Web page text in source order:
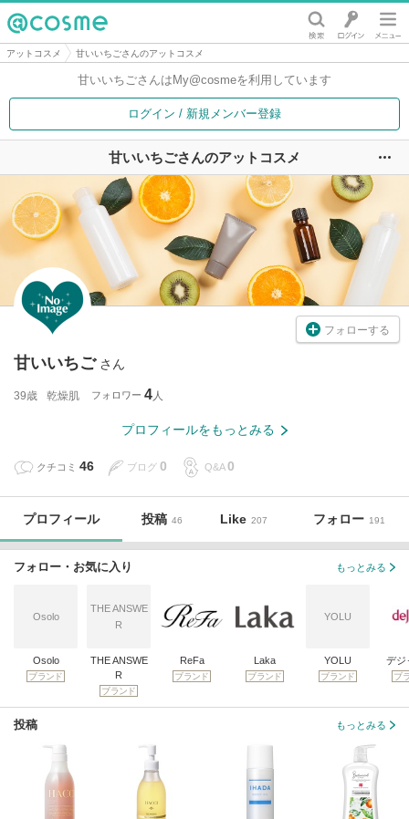
@cosme
アットコスメ 甘いいちごさんのアットコスメ
甘いいちごさんは My@cosmeを利用しています
ログイン / 新規メンバー登録
甘いいちごさんのアットコスメ
フォローする
甘いいちご さん
39歳 乾燥肌 フォロワー 4
プロフィールをもっとみる
クチコミ 46 ブログ 0 Q&A 0
プロフィール 投稿 46 Like 207 フォロー 191
フォロー・お気に入り もっとみる
Osolo
Osolo
ブランド
THE ANSWE
R
THE ANSWE
R
ブランド
ReFa
ブランド
Laka
ブランド
YOLU
YOLU
ブランド
デジ
ブ
投稿 もっとみる